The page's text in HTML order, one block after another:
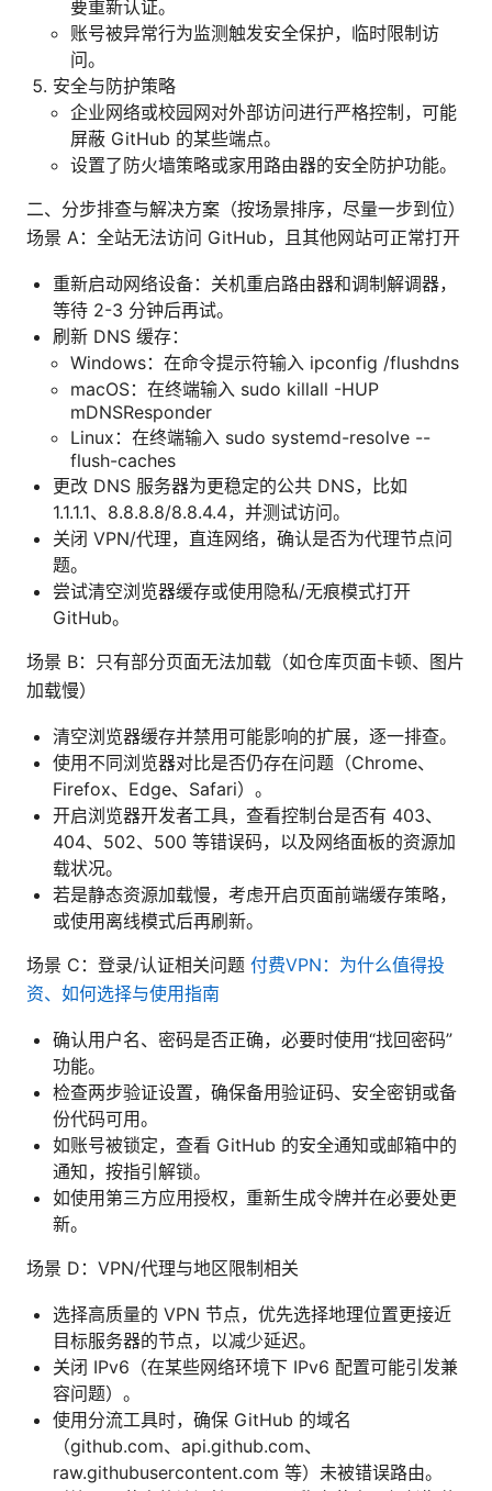
要重新认证。
账号被异常行为监测触发安全保护，临时限制访
问。
安全与防护策略
企业网络或校园网对外部访问进行严格控制，可能
屏蔽 GitHub 的某些端点。
设置了防火墙策略或家用路由器的安全防护功能。
二、分步排查与解决方案（按场景排序，尽量一步到位）
场景 A：全站无法访问 GitHub，且其他网站可正常打开
重新启动网络设备：关机重启路由器和调制解调器，
等待 2-3 分钟后再试。
刷新 DNS 缓存：
Windows：在命令提示符输入 ipconfig /flushdns
macOS：在终端输入 sudo killall -HUP
mDNSResponder
Linux：在终端输入 sudo systemd-resolve --
flush-caches
更改 DNS 服务器为更稳定的公共 DNS，比如
1.1.1.1、8.8.8.8/8.8.4.4，并测试访问。
关闭 VPN/代理，直连网络，确认是否为代理节点问
题。
尝试清空浏览器缓存或使用隐私/无痕模式打开
GitHub。
场景 B：只有部分页面无法加载（如仓库页面卡顿、图片
加载慢）
清空浏览器缓存并禁用可能影响的扩展，逐一排查。
使用不同浏览器对比是否仍存在问题（Chrome、
Firefox、Edge、Safari）。
开启浏览器开发者工具，查看控制台是否有 403、
404、502、500 等错误码，以及网络面板的资源加
载状况。
若是静态资源加载慢，考虑开启页面前端缓存策略，
或使用离线模式后再刷新。
场景 C：登录/认证相关问题 付费VPN：为什么值得投
资、如何选择与使用指南
确认用户名、密码是否正确，必要时使用“找回密码”
功能。
检查两步验证设置，确保备用验证码、安全密钥或备
份代码可用。
如账号被锁定，查看 GitHub 的安全通知或邮箱中的
通知，按指引解锁。
如使用第三方应用授权，重新生成令牌并在必要处更
新。
场景 D：VPN/代理与地区限制相关
选择高质量的 VPN 节点，优先选择地理位置更接近
目标服务器的节点，以减少延迟。
关闭 IPv6（在某些网络环境下 IPv6 配置可能引发兼
容问题）。
使用分流工具时，确保 GitHub 的域名
（github.com、api.github.com、
raw.githubusercontent.com 等）未被错误路由。